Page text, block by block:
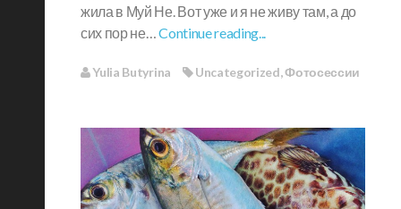
жила в Муй Не. Вот уже и я не живу там, а до
сих пор не…Continue reading...
Yulia Butyrina Uncategorized,Фотосессии